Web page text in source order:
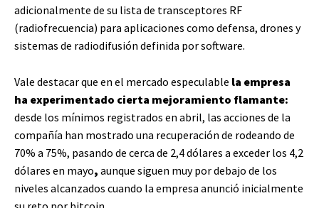
adicionalmente de su lista de transceptores RF
(radiofrecuencia) para aplicaciones como defensa, drones y
sistemas de radiodifusión definida por software.
Vale destacar que en el mercado especulable la empresa
ha experimentado cierta mejoramiento flamante:
desde los mínimos registrados en abril, las acciones de la
compañía han mostrado una recuperación de rodeando de
70% a 75%, pasando de cerca de 2,4 dólares a exceder los 4,2
dólares en mayo, aunque siguen muy por debajo de los
niveles alcanzados cuando la empresa anunció inicialmente